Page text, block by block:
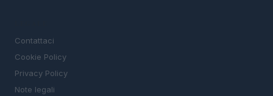
Contattaci
Cookie Policy
Privacy Policy
Note legali